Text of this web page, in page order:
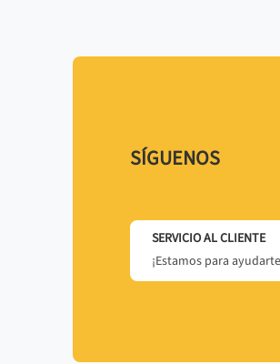
SÍGUENOS
SERVICIO AL CLIENTE
¡Estamos para